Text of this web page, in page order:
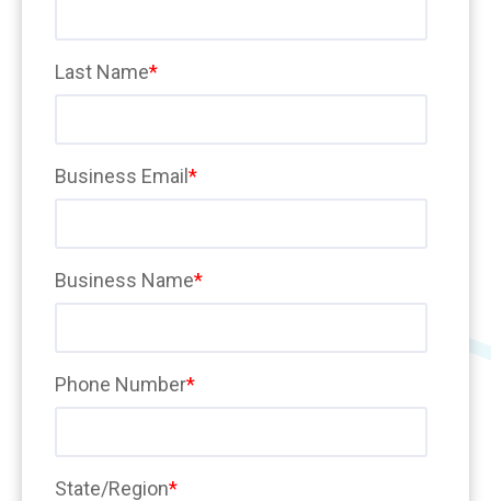
Last Name*
Business Email *
Business Name*
Phone Number*
State/Region*